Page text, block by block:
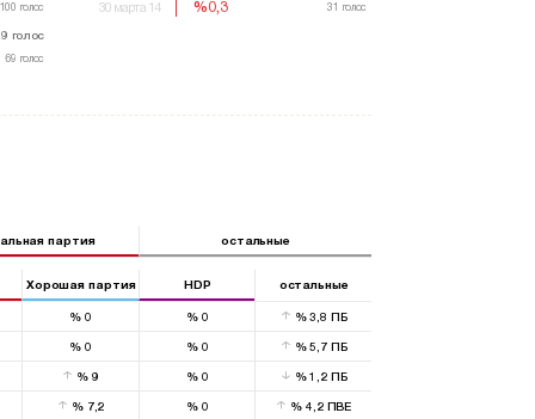
голос
голос
100 голос
69 голос
100 голос
69 голос
30 марта 14
%0,3 31 голос
%0,3 31 голос
партия остальные
Хорошая партия HDP остальные
% 0 %0 %3,8 ПБ
% 0 %0 %5,7 ПБ
% 9 %0 %1,2 ПБ
%7,2 %0 % 4,2 ПВЕ